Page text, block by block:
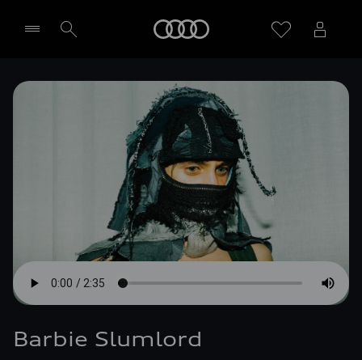
Välj återförsäljare
Barbie Slumlord